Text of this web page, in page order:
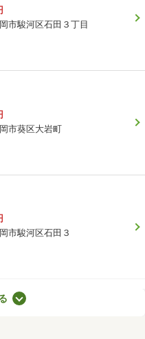
市駿河区石田３丁目
市葵区大岩町
市駿河区石田３